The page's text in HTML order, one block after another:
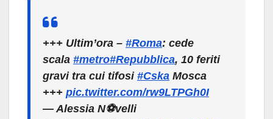
+++ Ultim’ora – #Roma: cede
scala #metro#Repubblica, 10 feriti
gravi tra cui tifosi #Cska Mosca
+++ pic.twitter.com/rw9LTPGh0I
— Alessia N⚽️velli